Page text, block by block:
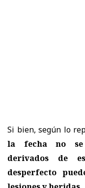
Si bien, según lo
la fecha no se
derivados de
desperfecto